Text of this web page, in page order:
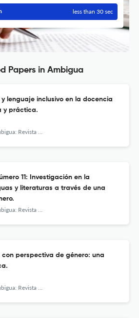
less than 30 sec
Papers in Ambigua
y lenguaje inclusivo en la docencia
y práctica.
de Investigaciones sobre Género y Estudios Culturales
11: Investigación en la
y literaturas a través de una
de Investigaciones sobre Género y Estudios Culturales
con perspectiva de género: una
de Investigaciones sobre Género y Estudios Culturales